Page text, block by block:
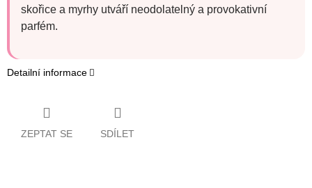
skořice a myrhy utváří neodolatelný a provokativní
parfém.
Detailní informace
ZEPTAT SE SDÍLET